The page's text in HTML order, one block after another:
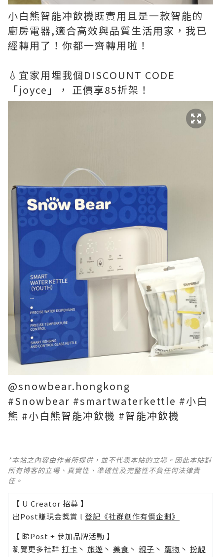
小白熊智能冲飲機既實用且是一款智能的
廚房電器,適合高效與品質生活用家，我已
經轉用了！你都一齊轉用啦！
💧宜家用埋我個DISCOUNT CODE
「joyce」， 正價享85折架！
@snowbear.hongkong
#Snowbear #smartwaterkettle #小白
熊 #小白熊智能冲飲機 #智能冲飲機
*本站之內容由作者所提供，並不代表本站的立場。因此本站對
所有博客的立場、真實性、準確性及完整性不負任何法律責
任。
【 U Creator 招募 】
出Post賺現金獎賞 l 登記《社群創作有價企劃》
【 睇Post + 參加品牌活動 】
瀏覽更多社群 打卡 丶 旅遊 丶 美食 丶 親子 丶 寵物 丶 扮靚